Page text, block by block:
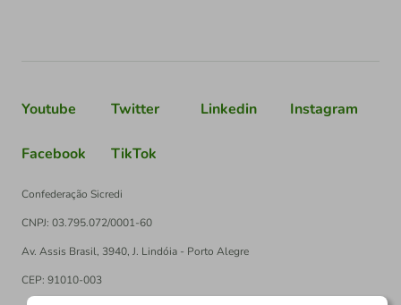
Youtube Twitter Linkedin Instagram
Facebook TikTok
Confederação Sicredi
CNPJ: 03.795.072/0001-60
Av. Assis Brasil, 3940, J. Lindóia - Porto Alegre
CEP: 91010-003